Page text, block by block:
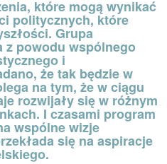
które mogą wynikać
politycznych, które
Grupa
z powodu wspólnego
i
że tak będzie w
na tym, że w ciągu
rozwijały się w różnym
I czasami program
wspólne wizje
się na aspiracje